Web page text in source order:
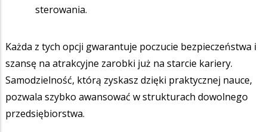
sterowania.
Każda z tych opcji gwarantuje poczucie bezpieczeństwa i
szansę na atrakcyjne zarobki już na starcie kariery.
Samodzielność, którą zyskasz dzięki praktycznej nauce,
pozwala szybko awansować w strukturach dowolnego
przedsiębiorstwa.